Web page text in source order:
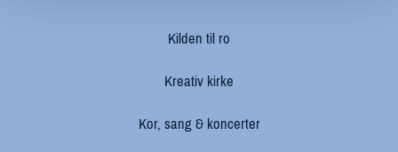
Kilden til ro
Kreativ kirke
Kor, sang & koncerter